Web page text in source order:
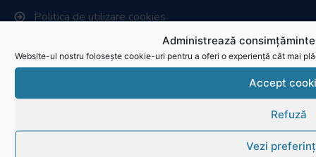
Administrează
Website-ul nostru folosește cookie-uri pentru a oferi o experiență cât mai
Accept
Refuză
Vezi
Politica de utilizare cookies